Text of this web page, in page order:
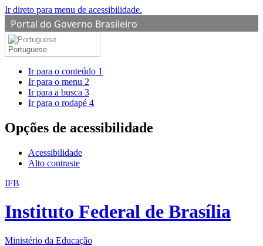
Ir direto para menu de acessibilidade.
Portal do Governo Brasileiro
Portuguese
Ir para o conteúdo 1
Ir para o menu 2
Ir para a busca 3
Ir para o rodapé 4
Opções de acessibilidade
Acessibilidade
Alto contraste
IFB
Instituto Federal de Brasília
Ministério da Educação